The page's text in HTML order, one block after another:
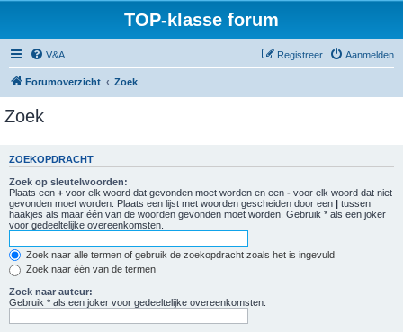
TOP-klasse forum
V&A Aanmelden
Registreer
Forumoverzicht Zoek
Zoek
ZOEKOPDRACHT
Zoek op sleutelwoorden:
Plaats een + voor elk woord dat gevonden moet worden en een - voor elk woord dat niet
gevonden moet worden. Plaats een lijst met woorden gescheiden door een | tussen
haakjes als maar één van de woorden gevonden moet worden. Gebruik * als een joker
voor gedeeltelijke overeenkomsten.
Zoek naar alle termen of gebruik de zoekopdracht zoals het is ingevuld
Zoek naar één van de termen
Zoek naar auteur:
Gebruik * als een joker voor gedeeltelijke overeenkomsten.